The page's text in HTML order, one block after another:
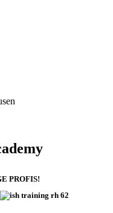
PROFIS!